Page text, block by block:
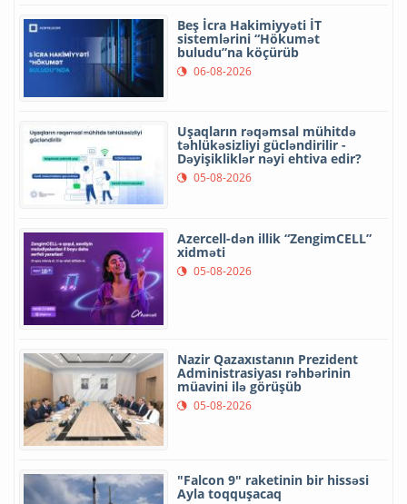
Beş İcra Hakimiyyəti İT
sistemlərini “Hökumət
buludu”na köçürüb
06-08-2026
Uşaqların rəqəmsal mühitdə
təhlükəsizliyi gücləndirilir -
Dəyişikliklər nəyi ehtiva edir?
05-08-2026
Azercell-dən illik “ZengimCELL”
xidməti
05-08-2026
Nazir Qazaxıstanın Prezident
Administrasiyası rəhbərinin
müavini ilə görüşüb
05-08-2026
"Falcon 9" raketinin bir hissəsi
Ayla toqquşacaq